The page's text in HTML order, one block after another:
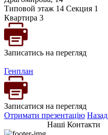
Типовой этаж 14 Секция 1
Квартира 3
Записатись на перегляд
Генплан
Записатися на перегляд
Отримати презентацію Назад
Наші Контакти